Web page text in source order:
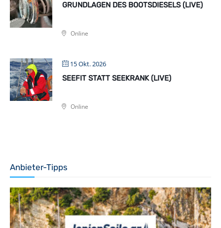
GRUNDLAGEN DES BOOTSDIESELS (LIVE)
Online
15 Okt. 2026
SEEFIT STATT SEEKRANK (LIVE)
Online
Anbieter-Tipps